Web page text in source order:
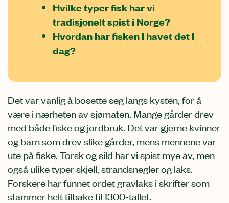
Hvilke typer fisk har vi
tradisjonelt spist i Norge?
Hvordan har fisken i havet det i
dag?
Det var vanlig å bosette seg langs kysten, for å
være i nærheten av sjømaten. Mange gårder drev
med både fiske og jordbruk. Det var gjerne kvinner
og barn som drev slike gårder, mens mennene var
ute på fiske. Torsk og sild har vi spist mye av, men
også ulike typer skjell, strandsnegler og laks.
Forskere har funnet ordet gravlaks i skrifter som
stammer helt tilbake til 1300-tallet.